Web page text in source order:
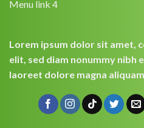
Menu link 4
Lorem ipsum dolor sit amet,
elit, sed diam nonummy nibh
laoreet dolore magna